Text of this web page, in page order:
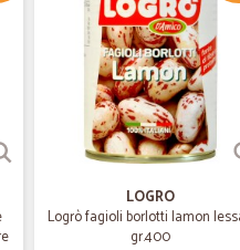
Tutto bene molto
Tutto bene, veloci e
—
La carne è super e
LOGRO
Logrò fagioli borlotti lamon
gr.400